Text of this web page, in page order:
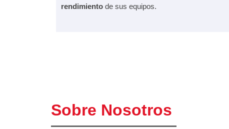
rendimiento de sus equipos.
Sobre Nosotros